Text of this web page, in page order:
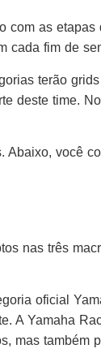
com as etapas
cada fim de
terão
deste time.
você
nas três
oficial
A Yamaha
mas também